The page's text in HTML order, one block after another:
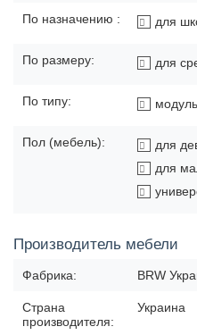
По назначению : для
По размеру: для
По типу:
Пол (мебель):
для
для
Производитель мебели
Фабрика: BRW
Страна
производителя:
Украина